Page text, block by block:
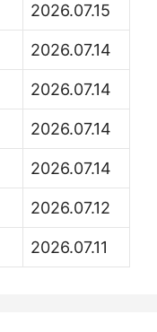
2026.07.15
2026.07.14
2026.07.14
2026.07.14
2026.07.14
2026.07.12
2026.07.11